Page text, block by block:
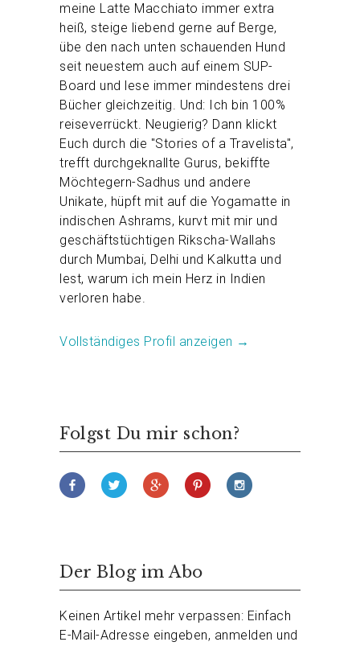
meine Latte Macchiato immer extra
heiß, steige liebend gerne auf Berge,
übe den nach unten schauenden Hund
seit neuestem auch auf einem SUP-
Board und lese immer mindestens drei
Bücher gleichzeitig. Und: Ich bin 100%
reiseverrückt. Neugierig? Dann klickt
Euch durch die "Stories of a Travelista",
trefft durchgeknallte Gurus, bekiffte
Möchtegern-Sadhus und andere
Unikate, hüpft mit auf die Yogamatte in
indischen Ashrams, kurvt mit mir und
geschäftstüchtigen Rikscha-Wallahs
durch Mumbai, Delhi und Kalkutta und
lest, warum ich mein Herz in Indien
verloren habe.
Vollständiges Profil anzeigen →
Folgst Du mir schon?
Der Blog im Abo
Keinen Artikel mehr verpassen: Einfach
E-Mail-Adresse eingeben, anmelden und